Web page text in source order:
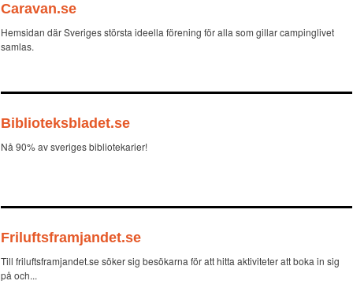
Caravan.se
Hemsidan där Sveriges största ideella förening för alla som gillar campinglivet
samlas.
Biblioteksbladet.se
Nå 90% av sveriges bibliotekarier!
Friluftsframjandet.se
Till friluftsframjandet.se söker sig besökarna för att hitta aktiviteter att boka in sig
på och...